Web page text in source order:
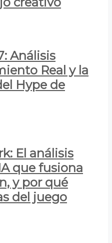
Análisis
Real y la
Hype de
El análisis
que fusiona
y por qué
del juego